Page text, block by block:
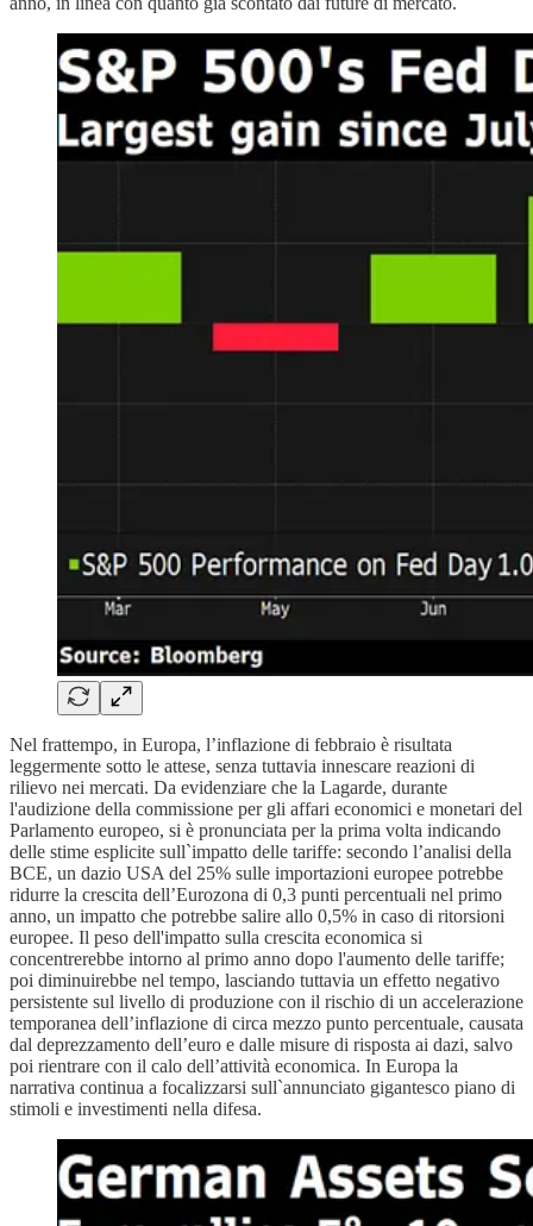
Nel frattempo, in Europa, l’inflazione di febbraio è risultata
leggermente sotto le attese, senza tuttavia innescare reazioni di
rilievo nei mercati. Da evidenziare che la Lagarde, durante
l'audizione della commissione per gli affari economici e monetari del
Parlamento europeo, si è pronunciata per la prima volta indicando
delle stime esplicite sull`impatto delle tariffe: secondo l’analisi della
BCE, un dazio USA del 25% sulle importazioni europee potrebbe
ridurre la crescita dell’Eurozona di 0,3 punti percentuali nel primo
anno, un impatto che potrebbe salire allo 0,5% in caso di ritorsioni
europee. Il peso dell'impatto sulla crescita economica si
concentrerebbe intorno al primo anno dopo l'aumento delle tariffe;
poi diminuirebbe nel tempo, lasciando tuttavia un effetto negativo
persistente sul livello di produzione con il rischio di un accelerazione
temporanea dell’inflazione di circa mezzo punto percentuale, causata
dal deprezzamento dell’euro e dalle misure di risposta ai dazi, salvo
poi rientrare con il calo dell’attività economica. In Europa la
narrativa continua a focalizzarsi sull`annunciato gigantesco piano di
stimoli e investimenti nella difesa.